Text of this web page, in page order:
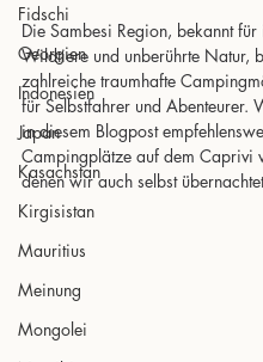
Fidschi
Georgien
Indonesien
Japan
Kasachstan
Kirgisistan
Mauritius
Meinung
Mongolei
Die Sambesi Region, bekannt für
Wildtiere und unberührte Natur,
zahlreiche traumhafte
für Selbstfahrer und Abenteurer.
in diesem Blogpost
Campingplätze auf dem Caprivi
denen wir auch selbst